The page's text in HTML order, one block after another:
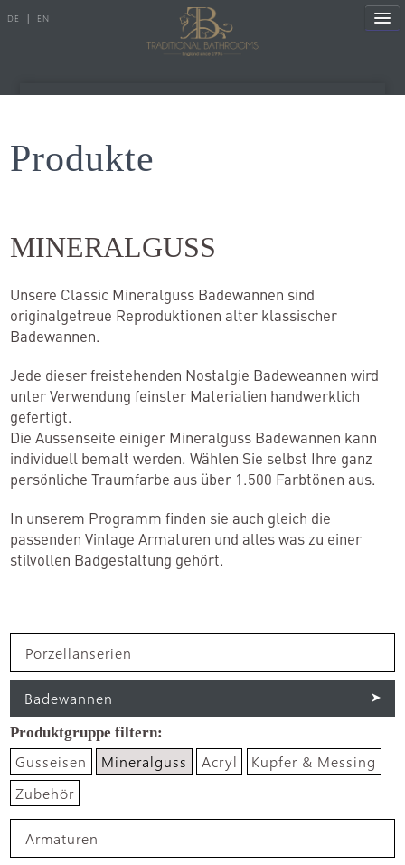
DE | EN
Porzellanserien
Armaturen
Duschen
Heizkörper
Accessoires
Leuchten
Fliesen
Raumdesign
Showroom
Produkte
MINERALGUSS
Unsere Classic Mineralguss Badewannen sind
originalgetreue Reproduktionen alter klassischer
Badewannen.
Jede dieser freistehenden Nostalgie Badeweannen wird
unter Verwendung feinster Materialien handwerklich
gefertigt.
Die Aussenseite einiger Mineralguss Badewannen kann
individuell bemalt werden. Wählen Sie selbst Ihre ganz
persönliche Traumfarbe aus über 1.500 Farbtönen aus.
In unserem Programm finden sie auch gleich die
passenden Vintage Armaturen und alles was zu einer
stilvollen Badgestaltung gehört.
Porzellanserien
Badewannen
Gusseisen Mineralguss Acryl
Kupfer & Messing
Zubehör
Armaturen